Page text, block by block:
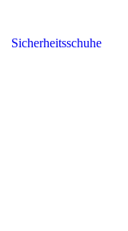
Sicherheitsschuhe